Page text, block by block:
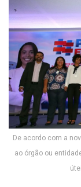
De acordo com a
ao órgão ou